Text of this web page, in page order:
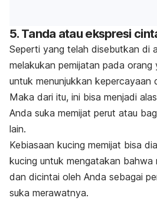
5. Tanda atau ekspresi
Seperti yang telah disebutkan di
melakukan pemijatan pada orang
untuk menunjukkan kepercayaan
Maka dari itu, ini bisa menjadi
Anda suka memijat perut atau
lain.
Kebiasaan kucing memijat bisa
kucing untuk mengatakan bahwa
dan dicintai oleh Anda sebagai
suka merawatnya.